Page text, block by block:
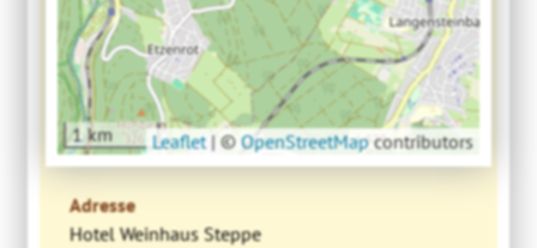
1 km Leaflet |©OpenStreetMapcontributors
Adresse
Hotel Weinhaus Steppe